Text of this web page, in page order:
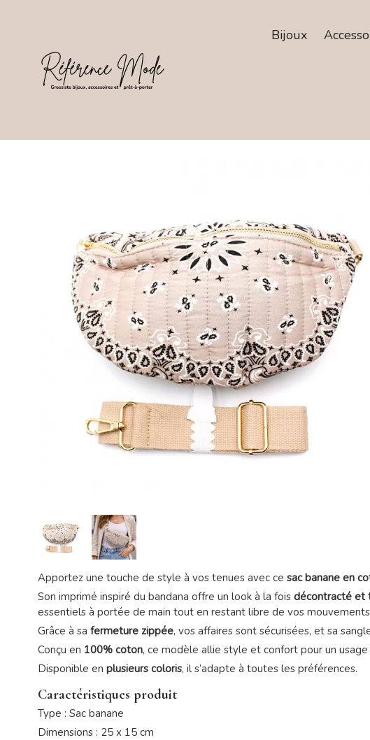
Bijoux
Apportez une touche de style à vos tenues avec ce sac banane en
Son imprimé inspiré du bandana offre un look à la fois décontracté et
essentiels à portée de main tout en restant libre de vos
Grâce à sa fermeture zippée, vos affaires sont sécurisées, et sa
Conçu en 100% coton, ce modèle allie style et confort pour un
Disponible en plusieurs coloris, il s’adapte à toutes les préférences.
Caractéristiques produit
Type : Sac banane
Dimensions : 25 x 15 cm